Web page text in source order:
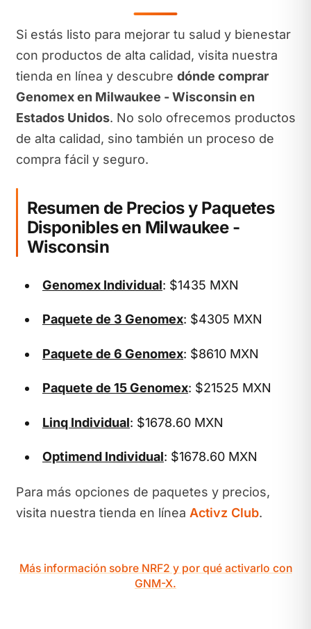
Si estás listo para mejorar tu salud y bienestar
con productos de alta calidad, visita nuestra
tienda en línea y descubre dónde comprar
Genomex en Milwaukee - Wisconsin en
Estados Unidos. No solo ofrecemos productos
de alta calidad, sino también un proceso de
compra fácil y seguro.
Resumen de Precios y Paquetes
Disponibles en Milwaukee -
Wisconsin
Genomex Individual: $1435 MXN
Paquete de 3 Genomex: $4305 MXN
Paquete de 6 Genomex: $8610 MXN
Paquete de 15 Genomex: $21525 MXN
Linq Individual: $1678.60 MXN
Optimend Individual: $1678.60 MXN
Para más opciones de paquetes y precios,
visita nuestra tienda en línea Activz Club.
Más información sobre NRF2 y por qué activarlo con
GNM-X.